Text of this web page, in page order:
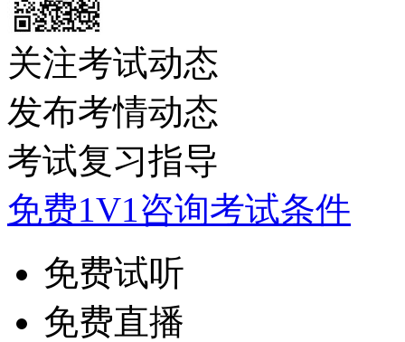
关注考试动态
发布考情动态
考试复习指导
免费1V1咨询考试条件
免费试听
免费直播